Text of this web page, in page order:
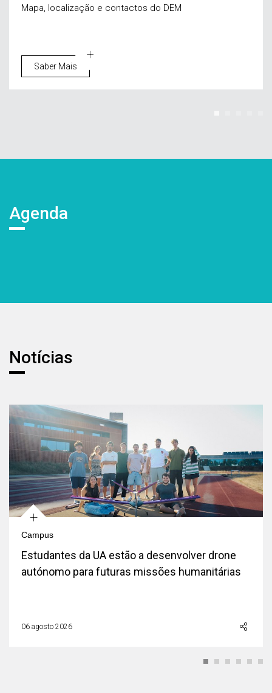
Mapa, localização e contactos do DEM
Saber Mais
Agenda
Notícias
Notícias
+
Campus
Estudantes da UA estão a desenvolver drone
autónomo para futuras missões humanitárias
06 agosto 2026